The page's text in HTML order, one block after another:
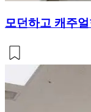
모던하고 캐주